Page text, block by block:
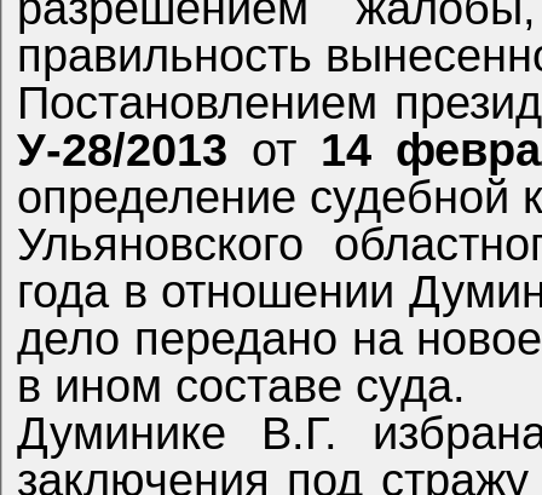
правильность
Постановлением
У-28/2013 от 14
определение судебной
Ульяновского
года в отношении
дело передано на
в ином составе суда.
Думинике В.Г.
заключения под